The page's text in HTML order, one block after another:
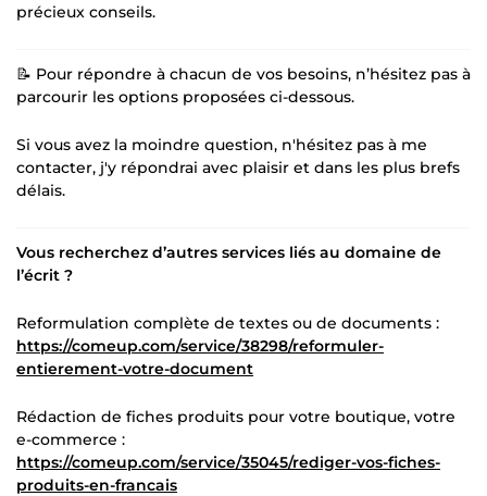
précieux conseils.
📝 Pour répondre à chacun de vos besoins, n’hésitez pas à
parcourir les options proposées ci-dessous.
Si vous avez la moindre question, n'hésitez pas à me
contacter, j'y répondrai avec plaisir et dans les plus brefs
délais.
Vous recherchez d’autres services liés au domaine de
l’écrit ?
Reformulation complète de textes ou de documents :
https://comeup.com/service/38298/reformuler-
entierement-votre-document
Rédaction de fiches produits pour votre boutique, votre
e-commerce :
https://comeup.com/service/35045/rediger-vos-fiches-
produits-en-francais